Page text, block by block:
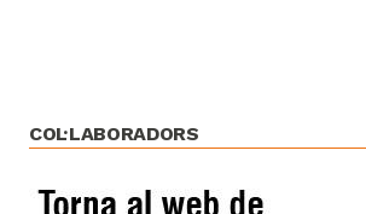
COL·LABORADORS